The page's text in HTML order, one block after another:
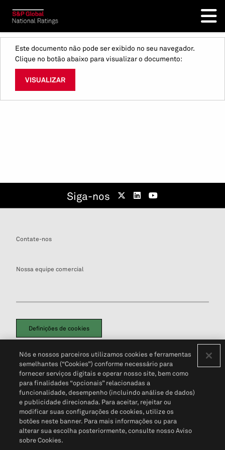
Este documento não pode ser exibido no seu navegador.
Clique no botão abaixo para visualizar o documento:
VISUALIZAR
Siga-nos
Contate-nos
Nossa equipe comercial
Definições de cookies
Política de PrivacidadePortal de privacidade do cliente (em inglês)
Não Venda Minhas Informações Pessoais© 2026 S&P Global
Nós e nossos parceiros utilizamos cookies e ferramentas
semelhantes (“Cookies”) conforme necessário para
fornecer serviços digitais e operar nosso site, bem como
para finalidades “opcionais” relacionadas a
funcionalidade, desempenho (incluindo análise de dados)
e publicidade direcionada. Para aceitar, rejeitar ou
modificar suas configurações de cookies, utilize os
botões neste banner. Para mais informações ou para
alterar sua escolha posteriormente, consulte nosso Aviso
sobre Cookies.